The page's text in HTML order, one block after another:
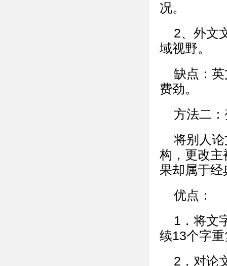
况。
2、外文
域视野。
缺点：
费劲。
方法二
将别人
构，更改主
果却属于经
优点：
1．将文
续13个字
2．对论